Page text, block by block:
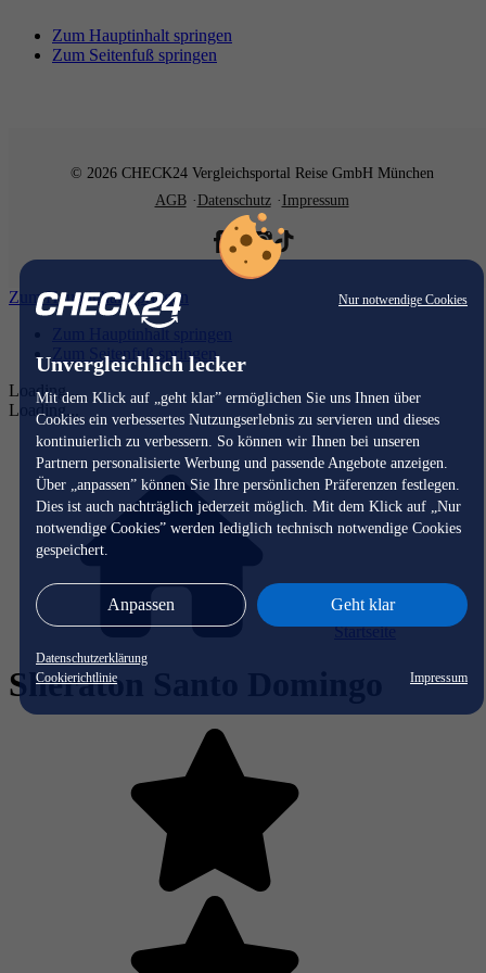
Nur notwendige Cookies
Unvergleichlich lecker
Mit dem Klick auf „geht klar” ermöglichen Sie uns Ihnen über
Cookies ein verbessertes Nutzungserlebnis zu servieren und dieses
kontinuierlich zu verbessern. So können wir Ihnen bei unseren
Partnern personalisierte Werbung und passende Angebote anzeigen.
Über „anpassen” können Sie Ihre persönlichen Präferenzen festlegen.
Dies ist auch nachträglich jederzeit möglich. Mit dem Klick auf „Nur
notwendige Cookies” werden lediglich technisch notwendige Cookies
gespeichert.
Anpassen Geht klar
Datenschutzerklärung
Cookierichtlinie
Impressum
Zum Hauptinhalt springen
Zum Seitenfuß springen
© 2026 CHECK24 Vergleichsportal Reise GmbH München
AGB
Datenschutz Impressum
Zum Hauptinhalt springen
Zum Hauptinhalt springen
Zum Seitenfuß springen
Loading...
Loading...
Startseite
Sheraton Santo Domingo